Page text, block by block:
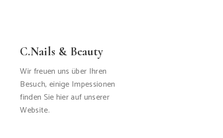
C.Nails & Beauty
Wir freuen uns über Ihren
Besuch, einige Impessionen
finden Sie hier auf unserer
Website.